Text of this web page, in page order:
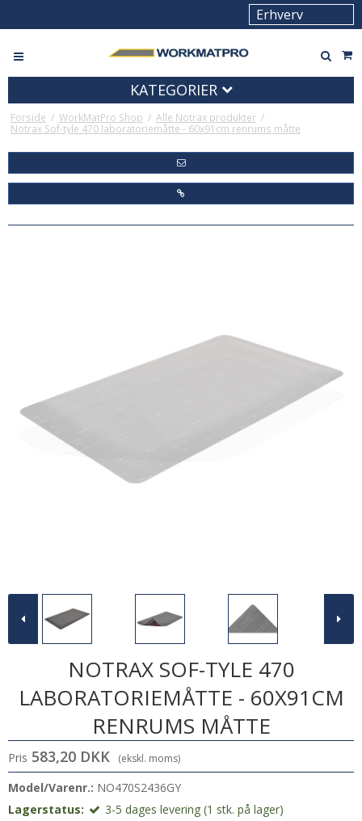
KATEGORIER
Forside / WorkMatPro Shop / Alle Notrax produkter /
Notrax Sof-tyle 470 laboratoriemåtte - 60x91cm renrums måtte
NOTRAX SOF-TYLE 470
LABORATORIEMÅTTE - 60X91CM
RENRUMS MÅTTE
Pris 583,20 DKK (ekskl. moms)
Model/Varenr.: NO470S2436GY
Lagerstatus:
3-5 dages levering (1 stk. på lager)